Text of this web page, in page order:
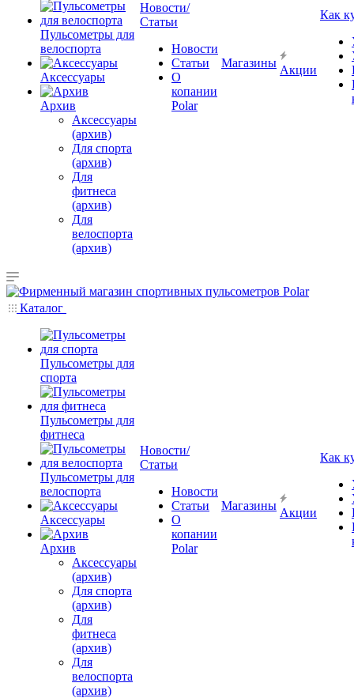
Пульсометры для
велоспорта
Аксессуары
Архив
Аксессуары
(архив)
Для спорта
(архив)
Для
фитнеса
(архив)
Для
велоспорта
(архив)
Новости/
Статьи
Новости
Статьи
О
копании
Polar
Магазины
Акции
Как
Каталог
Пульсометры для
спорта
Пульсометры для
фитнеса
Пульсометры для
велоспорта
Аксессуары
Архив
Аксессуары
(архив)
Для спорта
(архив)
Для
фитнеса
(архив)
Для
велоспорта
(архив)
Новости/
Статьи
Новости
Статьи
О
копании
Polar
Магазины
Акции
Как